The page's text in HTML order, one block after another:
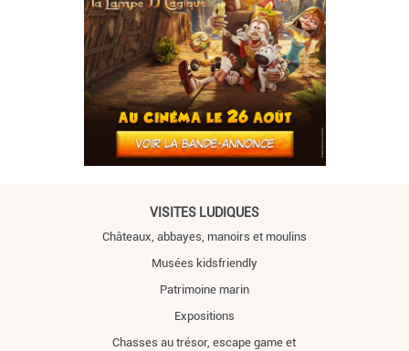
VISITES LUDIQUES
Châteaux, abbayes, manoirs et moulins
Musées kidsfriendly
Patrimoine marin
Expositions
Chasses au trésor, escape game et